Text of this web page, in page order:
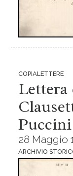
COPIALETTERE
Lettera
Puccini
28 Maggio
ARCHIVIO